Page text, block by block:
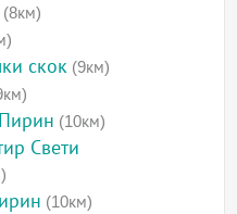
(8км)
скок (9км)
(10км)
Свети
(10км)